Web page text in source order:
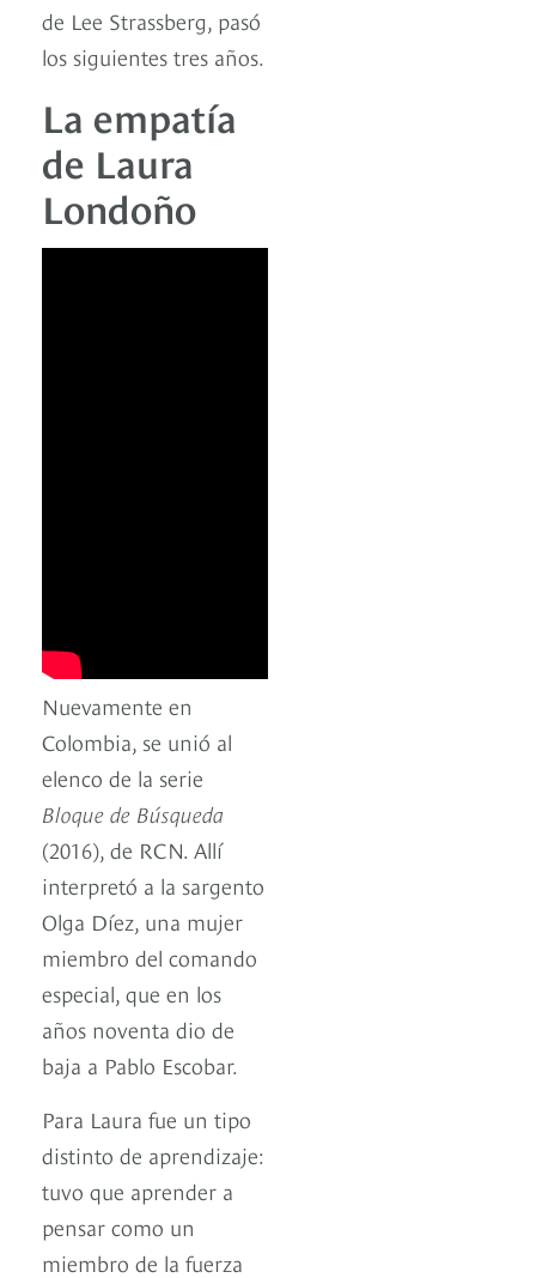
de Lee Strassberg, pasó
los siguientes tres años.
La empatía
de Laura
Londoño
Nuevamente en
Colombia, se unió al
elenco de la serie
Bloque de Búsqueda
(2016), de RCN. Allí
interpretó a la sargento
Olga Díez, una mujer
miembro del comando
especial, que en los
años noventa dio de
baja a Pablo Escobar.
Para Laura fue un tipo
distinto de aprendizaje:
tuvo que aprender a
pensar como un
miembro de la fuerza